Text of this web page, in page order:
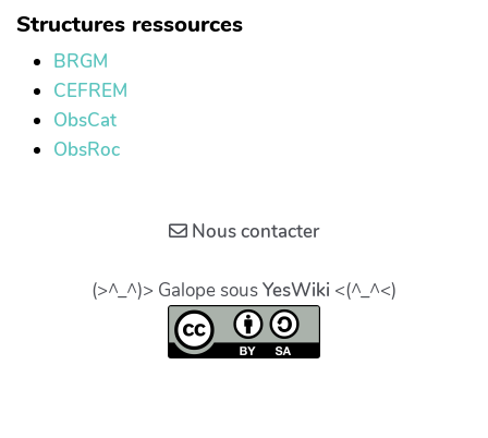
Structures ressources
BRGM
CEFREM
ObsCat
ObsRoc
Nous contacter
(>^_^)> Galope sousYesWiki <(^_^<)